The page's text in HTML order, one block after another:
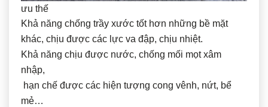
ưu thế
Khả năng chống trầy xước tốt hơn những bề mặt
khác, chịu được các lực va đập, chịu nhiệt.
Khả năng chịu được nước, chống mối mọt xâm
nhập,
hạn chế được các hiện tượng cong vênh, nứt, bể
mẻ…